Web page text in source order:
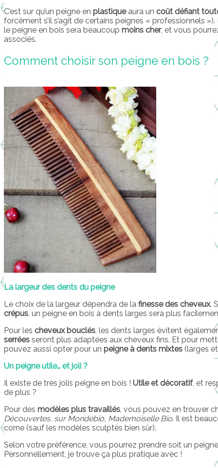
C’est sur qu’un peigne en plastiqueaura un coût défiant
forcément s’il s’agit de certains peignes « professionnels
le peigne en bois sera beaucoup moins cher, et vous
associés.
Comment choisir son peigne en bois ?
La largeur des dents du peigne
Le choix de la largeur dépendra de la finesse des cheveux.
crépus, un peigne en bois à dents larges sera plus
Pour les cheveux bouclés, les dents larges évitent
serrées seront plus adaptées aux cheveux fins. Et pour
pouvez aussi opter pour un peigne à dents mixtes (larges
Un peigne utile… et joli ?
Il existe de très jolis peigne en bois ! Utile et décoratif, et
de plus ?
Pour des modèles plus travaillés, vous pouvez en trouver
Découvertes, sur Mondebio, Mademoiselle Bio. Il est
corne (sauf les modèles sculptés bien sûr).
Selon votre préférence, vous pourrez prendre soit un
Personnellement, je trouve ça plus pratique avec !